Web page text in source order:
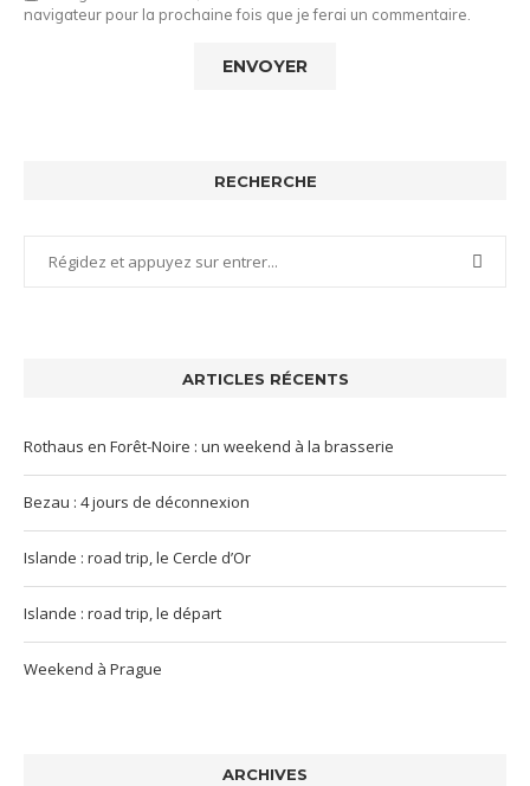
navigateur pour la prochaine fois que je ferai un commentaire.
RECHERCHE
ARTICLES RÉCENTS
Rothaus en Forêt-Noire : un weekend à la brasserie
Bezau : 4 jours de déconnexion
Islande : road trip, le Cercle d’Or
Islande : road trip, le départ
Weekend à Prague
ARCHIVES